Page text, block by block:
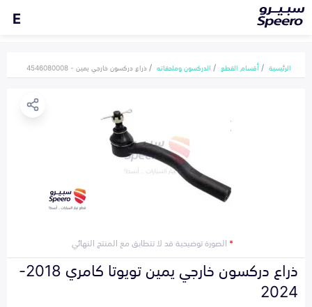
E
الرئيسية أقسام القطع الدركسون وملحقاته ذراع دركسون خارجي يمين - 4546080008
*الصورة توضيحية قد لا تتطابق مع المنتج النهائي
ذراع دركسون خارجي يمين تويوتا كامري 2018-
2024